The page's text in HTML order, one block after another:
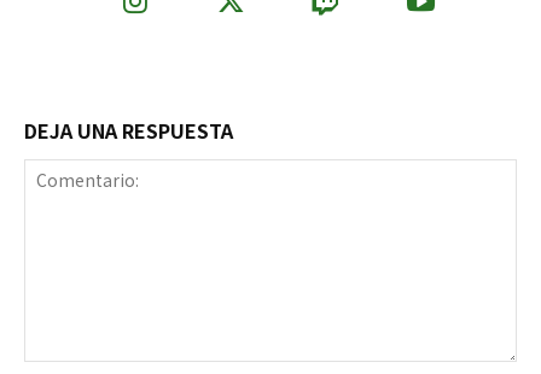
DEJA UNA RESPUESTA